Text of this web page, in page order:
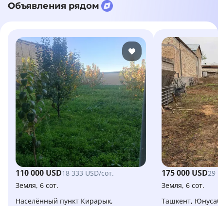
Объявления рядом
110 000 USD18 333 USD/сот.
Земля, 6 сот.
населённый пункт Кирарык,
175 000 USD29
Земля, 6 сот.
Ташкент,